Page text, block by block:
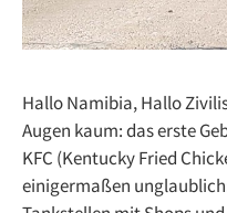
Hallo Namibia, Hallo
Augen kaum: das erste
KFC (Kentucky Fried
einigermaßen